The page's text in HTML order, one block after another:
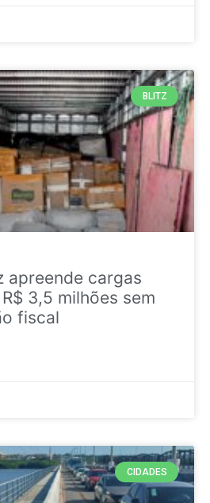
BLITZ
apreende cargas
3,5 milhões sem
fiscal
CIDADES